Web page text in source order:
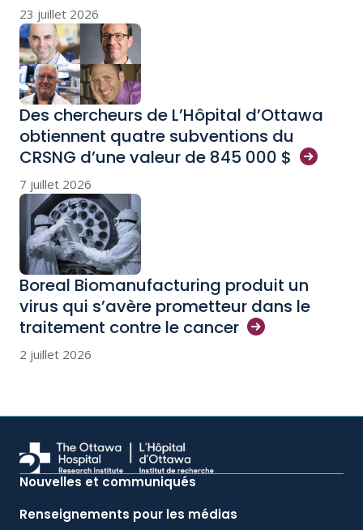
23 juillet 2026
Des chercheurs de L’Hôpital d’Ottawa
obtiennent quatre subventions du
CRSNG d’une valeur de 845 000 $
7 juillet 2026
Boreal Biomanufacturing produit un
virus qui s’avère prometteur dans le
traitement contre le cancer
2 juillet 2026
Nouvelles et communiqués
Renseignements pour les médias